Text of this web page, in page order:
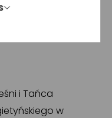
i Tańca
w